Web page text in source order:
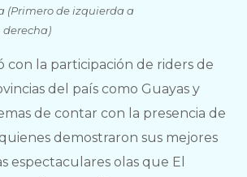
(Primero de izquierda a
derecha)
con la participación de riders de
del país como Guayas y
de contar con la presencia de
demostraron sus mejores
espectaculares olas que El